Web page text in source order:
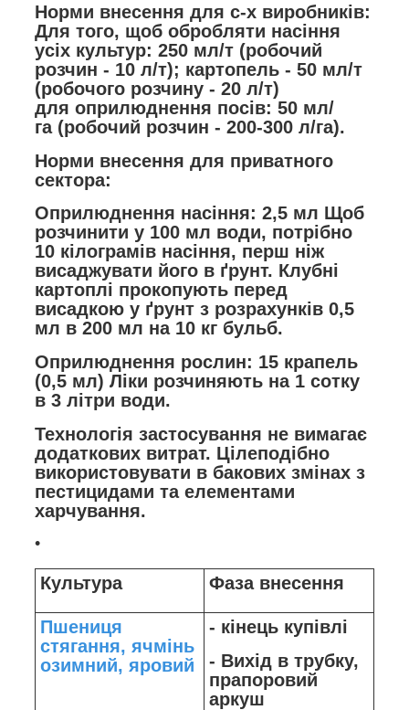
Норми внесення для с-х виробників:
Для того, щоб обробляти насіння
усіх культур: 250 мл/т (робочий
розчин - 10 л/т); картопель - 50 мл/т
(робочого розчину - 20 л/т)
для оприлюднення посів: 50 мл/
га(робочий розчин - 200-300 л/га).
Норми внесення для приватного
сектора:
Оприлюднення насіння: 2,5 мл Щоб
розчинити у 100 мл води, потрібно
10 кілограмів насіння, перш ніж
висаджувати його в ґрунт. Клубні
картоплі прокопують перед
висадкою у ґрунт з розрахунків 0,5
мл в 200 мл на 10 кг бульб.
Оприлюднення рослин: 15 крапель
(0,5 мл) Ліки розчиняють на 1 сотку
в 3 літри води.
Технологія застосування не вимагає
додаткових витрат. Цілеподібно
використовувати в бакових змінах з
пестицидами та елементами
харчування.
Культура Фаза внесення
Пшениця
стягання, ячмінь
озимний, яровий
- кінець купівлі
- Вихід в трубку,
прапоровий
аркуш